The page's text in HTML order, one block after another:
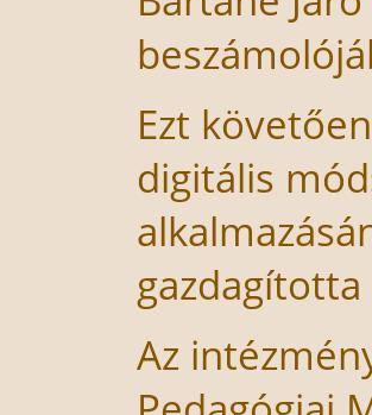
Ezt
digitális
Az